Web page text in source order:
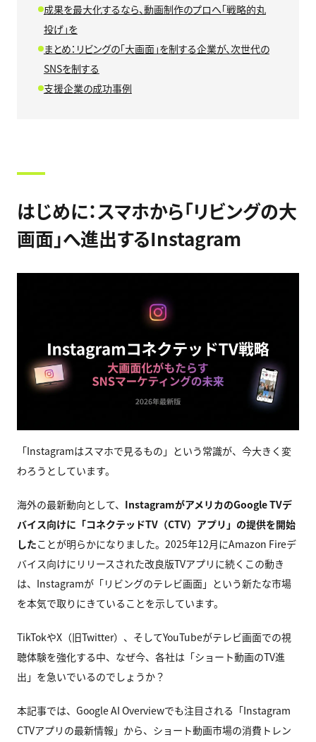
成果を最大化するなら、動画制作のプロへ「戦略的丸
投げ」を
まとめ：リビングの「大画面」を制する企業が、次世代の
SNSを制する
支援企業の成功事例
はじめに：スマホから「リビングの大
画面」へ進出するInstagram
「Instagramはスマホで見るもの」という常識が、今大きく変
わろうとしています。
海外の最新動向として、 InstagramがアメリカのGoogle TVデ
バイス向けに「コネクテッドTV（CTV）アプリ」の提供を開始
したことが明らかになりました。2025年12月にAmazon Fireデ
バイス向けにリリースされた改良版TVアプリに続くこの動き
は、Instagramが「リビングのテレビ画面」という新たな市場
を本気で取りにきていることを示しています。
TikTokやX（旧Twitter）、そしてYouTubeがテレビ画面での視
聴体験を強化する中、なぜ今、各社は「ショート動画のTV進
出」を急いでいるのでしょうか？
本記事では、Google AI Overviewでも注目される「Instagram
CTVアプリの最新情報」から、ショート動画市場の消費トレン